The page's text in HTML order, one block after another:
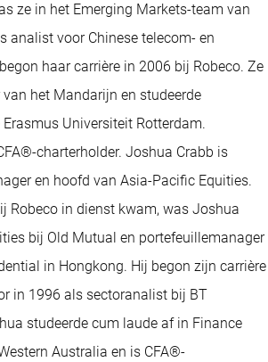
ze in het Emerging Markets-team van
analist voor Chinese telecom- en
haar carrière in 2006 bij Robeco. Ze
het Mandarijn en studeerde
Universiteit Rotterdam.
charterholder. Joshua Crabb is
en hoofd van Asia-Pacific Equities.
Robeco in dienst kwam, was Joshua
bij Old Mutual en portefeuillemanager
in Hongkong. Hij begon zijn carrière
in 1996 als sectoranalist bij BT
studeerde cum laude af in Finance
Australia en is CFA®-